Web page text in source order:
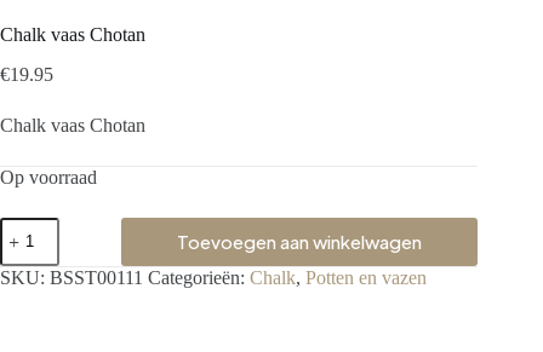
Chalk vaas Chotan
€19.95
Chalk vaas Chotan
Op voorraad
Toevoegen aan winkelwagen
SKU: BSST00111 Categorieën: Chalk, Potten en vazen